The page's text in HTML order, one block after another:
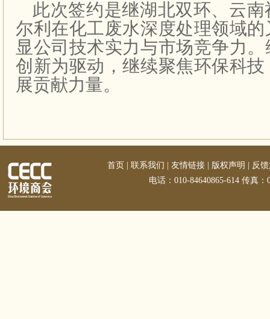
此次签约是继湖北双环、云
尔利在化工废水深度处理领域
显公司技术实力与市场竞争力
创新为驱动，继续聚焦环保科
展贡献力量。
首页 联系我们 友情链接 版权声明
反
电话：010-84640865-614 传真